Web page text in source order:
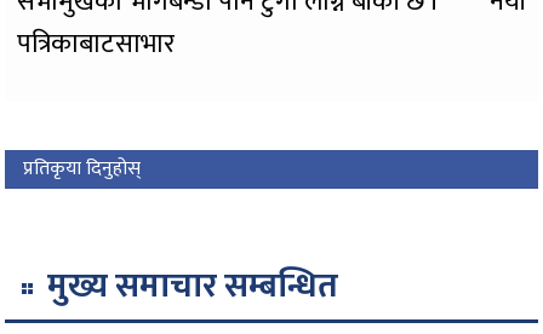
पत्रिकाबाटसाभार
प्रतिकृया दिनुहोस्
मुख्य समाचार सम्बन्धित